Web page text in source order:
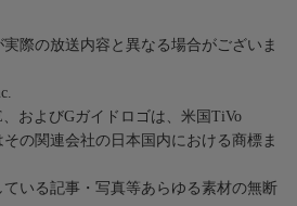
際の放送内容と異なる場合がございま
およびGガイドロゴは、米国TiVo
の関連会社の日本国内における商標ま
いる記事・写真等あらゆる素材の無断